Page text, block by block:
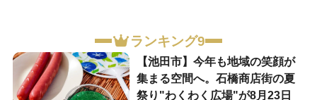
ランキング9
【池田市】今年も地域の笑顔が
集まる空間へ。石橋商店街の夏
祭り"わくわく広場"が8月23日